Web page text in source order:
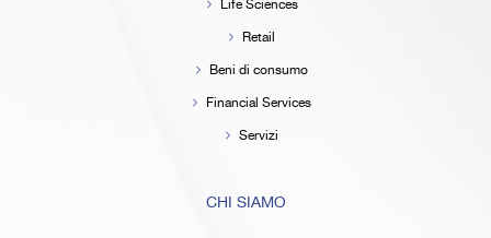
Life Sciences
Retail
Beni di consumo
Financial Services
Servizi
CHI SIAMO